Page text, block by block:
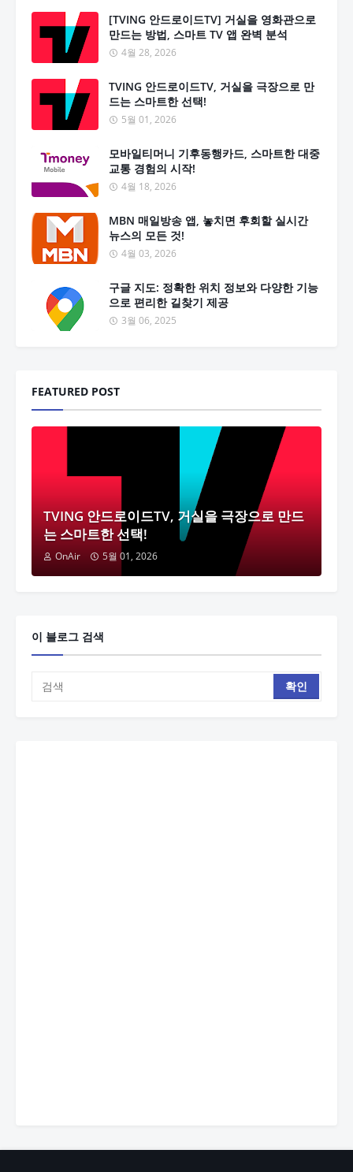
[TVING 안드로이드TV] 거실을 영화관으로
만드는 방법, 스마트 TV 앱 완벽 분석
4월 28, 2026
TVING 안드로이드TV, 거실을 극장으로 만
드는 스마트한 선택!
5월 01, 2026
모바일티머니 기후동행카드, 스마트한 대중
교통 경험의 시작!
4월 18, 2026
MBN 매일방송 앱, 놓치면 후회할 실시간
뉴스의 모든 것!
4월 03, 2026
구글 지도: 정확한 위치 정보와 다양한 기능
으로 편리한 길찾기 제공
3월 06, 2025
FEATURED POST
TVING 안드로이드TV, 거실을 극장으로 만드
는 스마트한 선택!
OnAir 5월 01, 2026
이 블로그 검색